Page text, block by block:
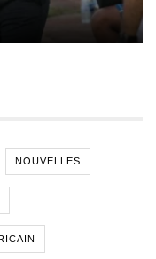
NOUVELLES